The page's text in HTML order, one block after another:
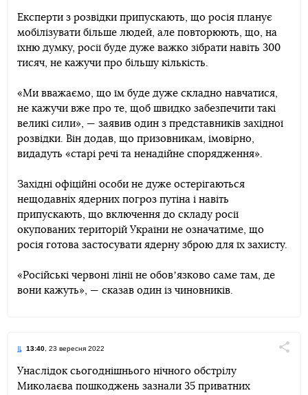
Експерти з розвідки припускають, що росія планує
мобілізувати більше людей, але повторюють, що, на
їхню думку, росії буде дуже важко зібрати навіть 300
тисяч, не кажучи про більшу кількість.
«Ми вважаємо, що їм буде дуже складно навчатися,
не кажучи вже про те, щоб швидко забезпечити такі
великі сили», — заявив один з представників західної
розвідки. Він додав, що призовникам, імовірно,
видадуть «старі речі та ненадійне спорядження».
Західні офіційні особи не дуже остерігаються
нещодавніх ядерних погроз путіна і навіть
припускають, що включення до складу росії
окупованих територій України не означатиме, що
росія готова застосувати ядерну зброю для їх захисту.
«Російські червоні лінії не обовʼязково саме там, де
вони кажуть», — сказав один із чиновників.
13:40 , 23 вересня 2022
TelegramFacebookTwitter
Унаслідок сьогоднішнього нічного обстрілу
Миколаєва пошкоджень зазнали 35 приватних